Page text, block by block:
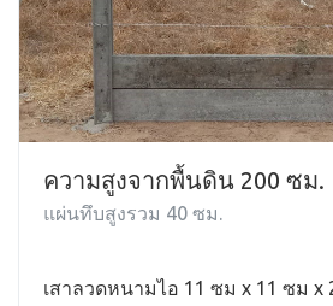
ความสูงจากพื้นดิน 200 ซม.
แผ่นทึบสูงรวม 40 ซม.
เสาลวดหนามไอ 11 ซม x 11 ซม x